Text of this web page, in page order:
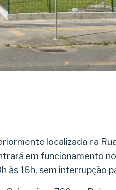
localizada na
em funcionamento
às 16h, sem interrupção